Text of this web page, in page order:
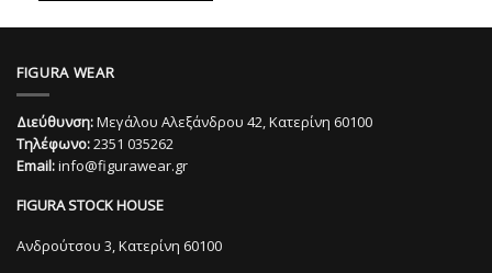
το
παραλλαγές.
FIGURA WEAR
Διεύθυνση:Μεγάλου Αλεξάνδρου 42, Κατερίνη 60100
Τηλέφωνο:2351 035262
Email:info@figurawear.gr
FIGURA STOCK HOUSE
Ανδρούτσου 3, Κατερίνη 60100